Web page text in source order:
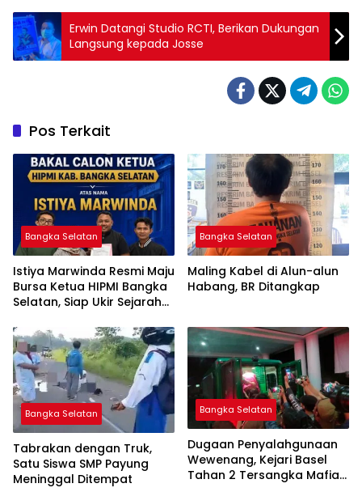
Erwin Datangi Studio RCTI, Berikan Dukungan
Langsung kepada Josse
Pos Terkait
Bangka Selatan
Istiya Marwinda Resmi Maju
Bursa Ketua HIPMI Bangka
Selatan, Siap Ukir Sejarah
Pertama
Bangka Selatan
Maling Kabel di Alun-alun
Habang, BR Ditangkap
Bangka Selatan
Tabrakan dengan Truk,
Satu Siswa SMP Payung
Meninggal Ditempat
Bangka Selatan
Dugaan Penyalahgunaan
Wewenang, Kejari Basel
Tahan 2 Tersangka Mafia